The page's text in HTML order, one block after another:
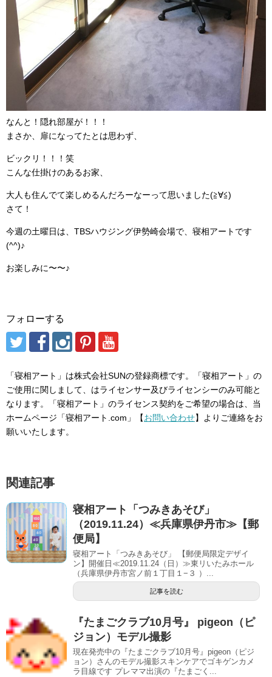
なんと！隠れ部屋が！！！
まさか、扉になってたとは思わず、
ビックリ！！！笑
こんな仕掛けのあるお家、
大人も住んでて楽しめるんだろーなーって思いました(≧∀≦)
さて！
今週の土曜日は、TBSハウジング伊勢崎会場で、寝相アートです
(^^)♪
お楽しみに〜〜♪
フォローする
「寝相アート」は株式会社SUNの登録商標です。「寝相アート」の
ご使用に関しまして、はライセンサー及びライセンシーのみ可能と
なります。「寝相アート」のライセンス契約をご希望の場合は、当
ホームページ「寝相アート.com」【お問い合わせ】よりご連絡をお
願いいたします。
関連記事
寝相アート「つみきあそび」
（2019.11.24）≪兵庫県伊丹市≫【郵
便局】
寝相アート「つみきあそび」 【郵便局限定デザイ
ン】開催日≪2019.11.24（日）≫東リいたみホール
（兵庫県伊丹市宮ノ前１丁目１−３ ）...
記事を読む
『たまごクラブ10月号』 pigeon（ピ
ジョン）モデル撮影
現在発売中の『たまごクラブ10月号』pigeon（ピジ
ョン）さんのモデル撮影スキンケアでゴキゲンカメ
ラ目線です プレママ出演の『たまごく...